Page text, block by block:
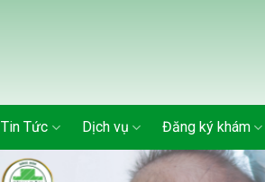
Tin Tức Dịch vụ Đăng ký khám